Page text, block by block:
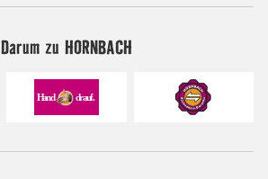
Darum zu HORNBACH